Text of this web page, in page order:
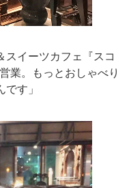
スイーツカフェ『スコ
業。もっとおしゃべり
す」